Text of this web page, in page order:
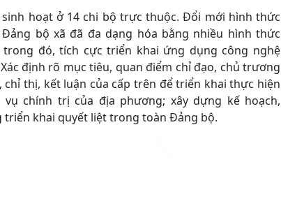
hoạt ở 14 chi bộ trực thuộc. Đổi mới hình thức
bộ xã đã đa dạng hóa bằng nhiều hình thức
đó, tích cực triển khai ứng dụng công nghệ
định rõ mục tiêu, quan điểm chỉ đạo, chủ trương
thị, kết luận của cấp trên để triển khai thực hiện
chính trị của địa phương; xây dựng kế hoạch,
khai quyết liệt trong toàn Đảng bộ.